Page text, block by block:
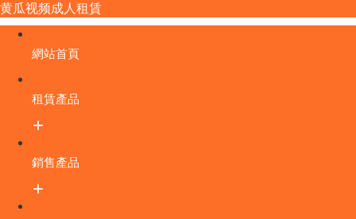
黄瓜视频成人租賃
網站首頁
租賃產品
銷售產品